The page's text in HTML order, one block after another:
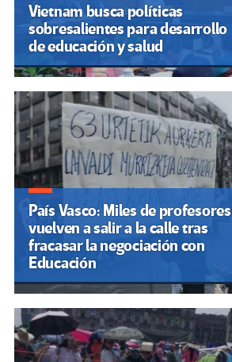
Vietnam busca políticas
sobresalientes para desarrollo
de educación y salud
País Vasco: Miles de profesores
vuelven a salir a la calle tras
fracasar la negociación con
Educación